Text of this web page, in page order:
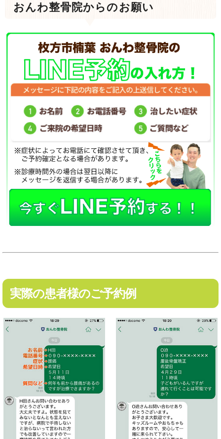
おんわ整骨院からのお願い
実際の患者様のご予約例